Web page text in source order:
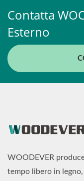
Contatta
Esterno
WOODEVER
tempo libero in